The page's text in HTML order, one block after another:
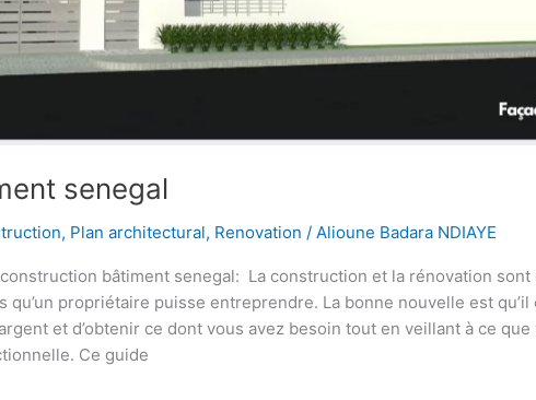
senegal
, Plan architectural, Renovation / Alioune Badara NDIAYE
bâtiment senegal: La construction et la rénovation sont
propriétaire puisse entreprendre. La bonne nouvelle est qu’il
et d’obtenir ce dont vous avez besoin tout en veillant à ce que
Ce guide